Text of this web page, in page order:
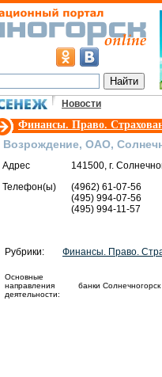
Новости
Финансы. Право.
Возрождение, ОАО,
Адрес
141500, г.
Телефон(ы)
(4962) 61-07-56
(495) 994-07-56
(495) 994-11-57
Рубрики: Финансы. Право.
Основные
направления
деятельности:
банки